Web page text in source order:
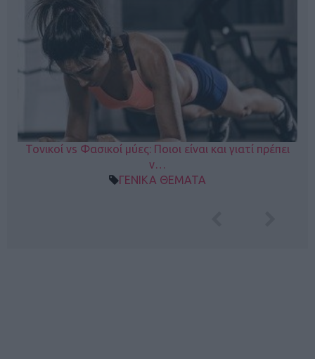
Τονικοί vs Φασικοί μύες: Ποιοι είναι και γιατί πρέπει
ν…
ΓΕΝΙΚΑ ΘΕΜΑΤΑ